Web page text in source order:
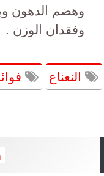
وهضم الدهون
وفقدان الوزن .
النعناع